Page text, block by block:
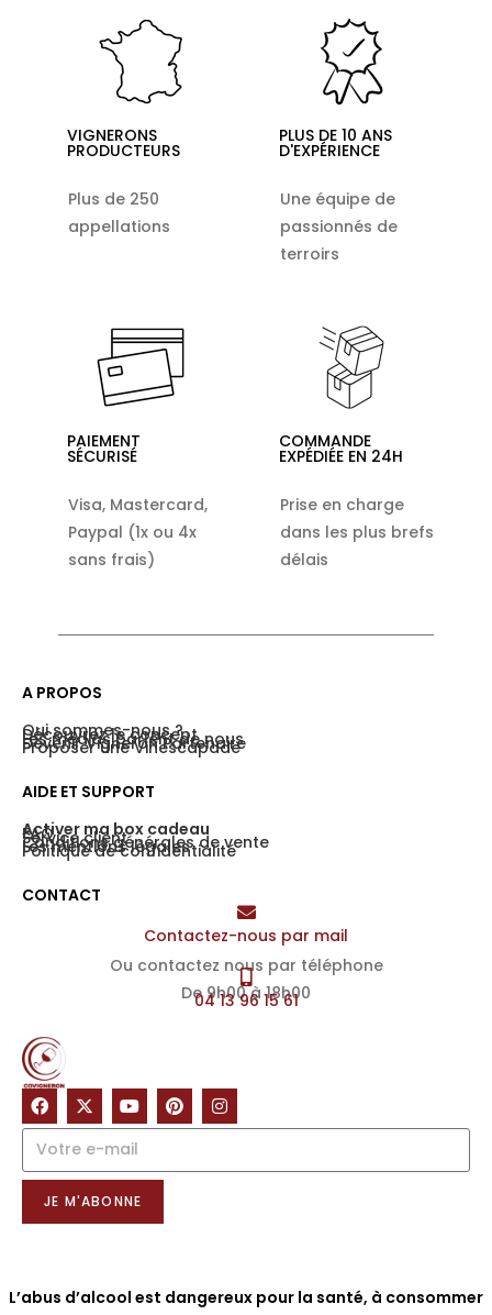
VIGNERONS
PRODUCTEURS
Plus de 250
appellations
PLUS DE 10 ANS
D'EXPÉRIENCE
Une équipe de
passionnés de
terroirs
PAIEMENT
SÉCURISÉ
Visa, Mastercard,
Paypal (1x ou 4x
sans frais)
COMMANDE
EXPÉDIÉE EN 24H
Prise en charge
dans les plus brefs
délais
NOTRE NEWSLETTER
JE M'ABONNE
CONTACT
Contactez-nous par mail
Ou contactez nous par téléphone
De 9h00 à 18h00
04 13 96 15 61
AIDE ET SUPPORT
Activer ma box cadeau
FAQ
Service client
Conditions générales de vente
Les mentions légales
Politique de confidentialité
A PROPOS
Qui sommes-nous ?
Découvrez le concept
Les médias parlent de nous
Devenir Vigneron Partenaire
Proposer une Vinescapade
L’abus d’alcool est dangereux pour la santé, à consommer